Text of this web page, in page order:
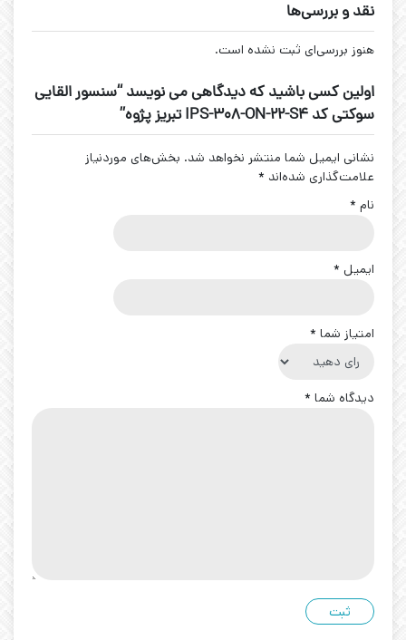
نقد و بررسی‌ها
هنوز بررسی‌ای ثبت نشده است.
اولین کسی باشید که دیدگاهی می نویسد “سنسور القایی
سوکتی کد IPS-308-ON-22-S4 تبریز پژوه”
نشانی ایمیل شما منتشر نخواهد شد. بخش‌های موردنیاز
علامت‌گذاری شده‌اند *
نام *
ایمیل *
امتیاز شما *
دیدگاه شما *